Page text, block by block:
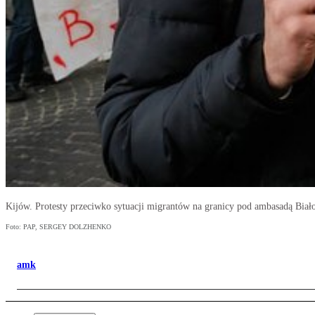
Kijów. Protesty przeciwko sytuacji migrantów na granicy pod ambasadą
Foto: PAP, SERGEY DOLZHENKO
amk